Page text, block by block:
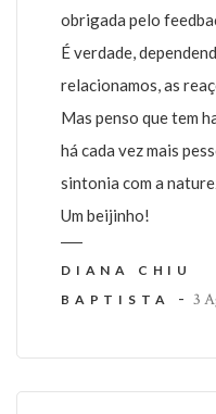
obrigada pelo
É verdade,
relacionamos, as
Mas penso que tem
há cada vez mais
sintonia com a
Um beijinho!
DIANA CHIU
BAPTISTA
- 3